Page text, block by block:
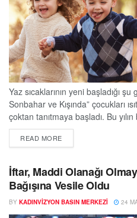
Yaz sıcaklarının yeni başladığı
Sonbahar ve Kışında” çocukları
çoktan tanıtmaya başladı. Bu
mevsiminde bile cıvıl cıvıl renkler
yapısına uygun kesimler ile
giyeceklerine karar verdikleri
READ MOREDETAILS
İftar, Maddi Olanağı
Bağışına Vesile Oldu
BY KADINVIZYON BASIN MERKEZI 24